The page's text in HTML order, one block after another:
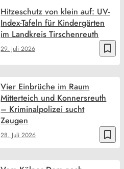
bookmark_border
29. Juli 2026
Hitzeschutz von klein auf: UV-
Index-Tafeln für Kindergärten
im Landkreis Tirschenreuth
bookmark_border
28. Juli 2026
Vier Einbrüche im Raum
Mitterteich und Konnersreuth
– Kriminalpolizei sucht
Zeugen